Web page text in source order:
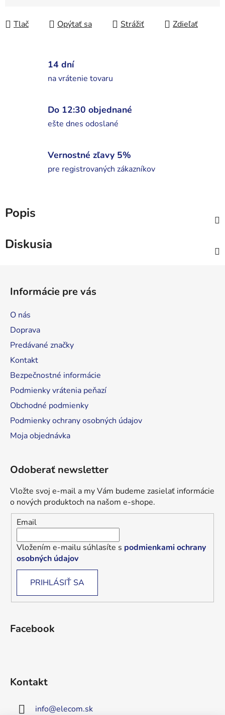
Tlač Opýtať sa Strážiť Zdieľať
14 dní
na vrátenie tovaru
Do 12:30 objednané
ešte dnes odoslané
Vernostné zľavy 5%
pre registrovaných zákazníkov
Popis
Diskusia
Informácie pre vás
O nás
Doprava
Predávané značky
Kontakt
Bezpečnostné informácie
Podmienky vrátenia peňazí
Obchodné podmienky
Podmienky ochrany osobných údajov
Moja objednávka
Odoberať newsletter
Vložte svoj e-mail a my Vám budeme zasielať informácie
o nových produktoch na našom e-shope.
Email
Vložením e-mailu súhlasíte s podmienkami ochrany
osobných údajov
PRIHLÁSIŤ SA
Facebook
Kontakt
info@elecom.sk